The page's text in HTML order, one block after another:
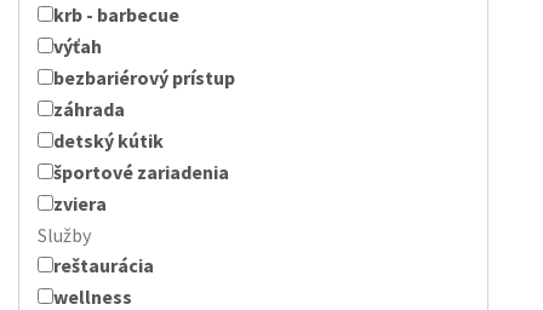
krb - barbecue
výťah
bezbariérový prístup
záhrada
detský kútik
športové zariadenia
zviera
Služby
reštaurácia
wellness